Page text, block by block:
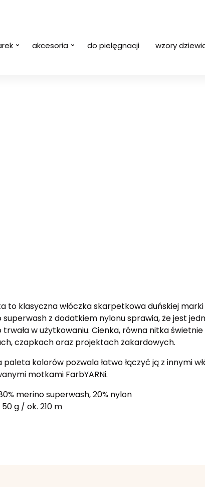
akcesoria do pielęgnacji wzory
to klasyczna włóczka skarpetkowa duńskiej marki
superwash z dodatkiem nylonu sprawia, że jest
trwała w użytkowaniu. Cienka, równa nitka
czapkach oraz projektach żakardowych.
paleta kolorów pozwala łatwo łączyć ją z innymi
motkami FarbYARNi.
merino superwash, 20% nylon
50 g / ok. 210 m